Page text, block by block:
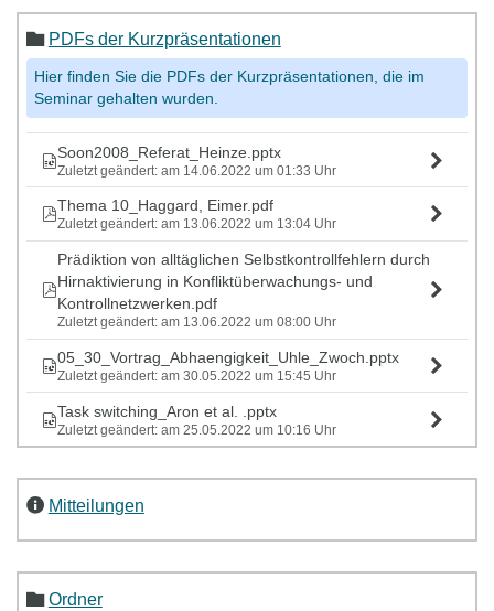
PDFs der Kurzpräsentationen
Hier finden Sie die PDFs der Kurzpräsentationen, die im
Seminar gehalten wurden.
Soon2008_Referat_Heinze.pptx
Zuletzt geändert: am 14.06.2022 um 01:33 Uhr
Thema 10_Haggard, Eimer.pdf
Zuletzt geändert: am 13.06.2022 um 13:04 Uhr
Prädiktion von alltäglichen Selbstkontrollfehlern durch
Hirnaktivierung in Konfliktüberwachungs- und
Kontrollnetzwerken.pdf
Zuletzt geändert: am 13.06.2022 um 08:00 Uhr
05_30_Vortrag_Abhaengigkeit_Uhle_Zwoch.pptx
Zuletzt geändert: am 30.05.2022 um 15:45 Uhr
Task switching_Aron et al. .pptx
Zuletzt geändert: am 25.05.2022 um 10:16 Uhr
Mitteilungen
Ordner